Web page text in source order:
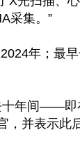
采集。”
年；最
十年间——即
，并表示此